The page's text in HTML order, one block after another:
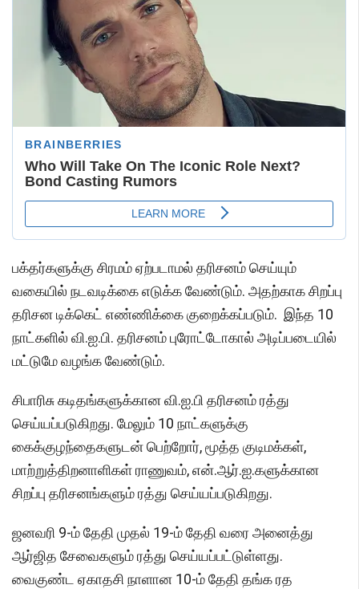
பக்தர்களுக்கு சிரமம் ஏற்படாமல் தரிசனம் செய்யும்
வகையில் நடவடிக்கை எடுக்க வேண்டும். அதற்காக சிறப்பு
தரிசன டிக்கெட் எண்ணிக்கை குறைக்கப்படும். இந்த 10
நாட்களில் வி.ஐ.பி. தரிசனம் புரோட்டோகால் அடிப்படையில்
மட்டுமே வழங்க வேண்டும்.
சிபாரிசு கடிதங்களுக்கான வி.ஐ.பி தரிசனம் ரத்து
செய்யப்படுகிறது. மேலும் 10 நாட்களுக்கு
கைக்குழந்தைகளுடன் பெற்றோர், மூத்த குடிமக்கள்,
மாற்றுத்திறனாளிகள் ராணுவம், என்.ஆர்.ஐ.களுக்கான
சிறப்பு தரிசனங்களும் ரத்து செய்யப்படுகிறது.
ஜனவரி 9-ம் தேதி முதல் 19-ம் தேதி வரை அனைத்து
ஆர்ஜித சேவைகளும் ரத்து செய்யப்பட்டுள்ளது.
வைகுண்ட ஏகாதசி நாளான 10-ம் தேதி தங்க ரத